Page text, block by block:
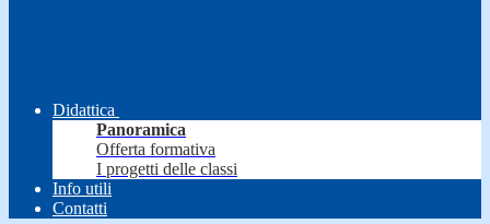
Didattica
Panoramica
Offerta formativa
I progetti delle classi
Info utili
Contatti